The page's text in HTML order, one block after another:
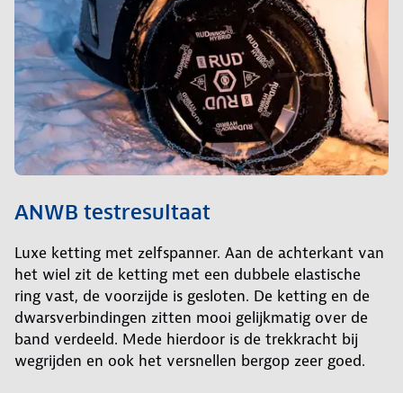
ANWB testresultaat
Luxe ketting met zelfspanner. Aan de achterkant van
het wiel zit de ketting met een dubbele elastische
ring vast, de voorzijde is gesloten. De ketting en de
dwarsverbindingen zitten mooi gelijkmatig over de
band verdeeld. Mede hierdoor is de trekkracht bij
wegrijden en ook het versnellen bergop zeer goed.